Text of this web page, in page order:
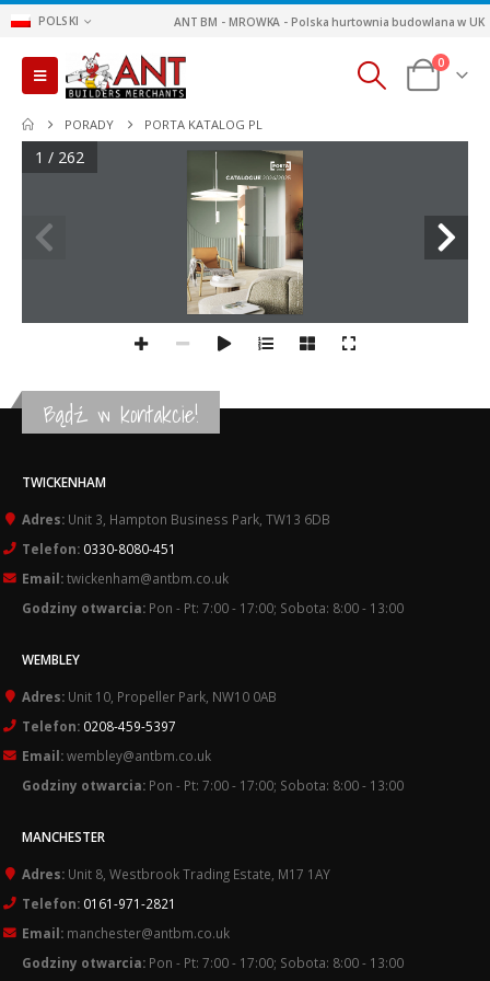
POLSKI ANT BM - MROWKA - Polska hurtownia budowlana w UK
0
PORADY PORTA KATALOG PL
1 / 262
Bądź w kontakcie!
TWICKENHAM
Adres: Unit 3, Hampton Business Park, TW13 6DB
Telefon: 0330-8080-451
Email:twickenham@antbm.co.uk
Godziny otwarcia: Pon - Pt: 7:00 - 17:00; Sobota: 8:00 - 13:00
WEMBLEY
Adres: Unit 10, Propeller Park, NW10 0AB
Telefon: 0208-459-5397
Email:wembley@antbm.co.uk
Godziny otwarcia: Pon - Pt: 7:00 - 17:00; Sobota: 8:00 - 13:00
MANCHESTER
Adres: Unit 8, Westbrook Trading Estate, M17 1AY
Telefon: 0161-971-2821
Email: manchester@antbm.co.uk
Godziny otwarcia: Pon - Pt: 7:00 - 17:00; Sobota: 8:00 - 13:00